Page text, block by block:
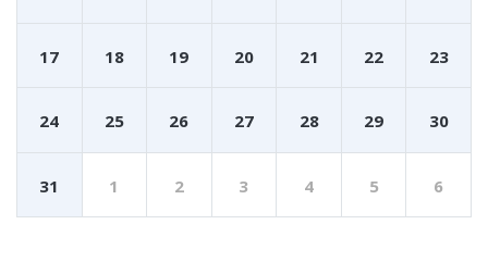
17 18 19 20 21 22 23
24 25 26 27 28 29 30
31 1 2 3 4 5 6